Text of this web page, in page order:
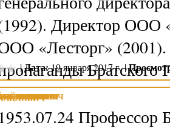
Директор ООО
«Лесторг» (2001).
1953.07.24 Профессор
ИВАНОВИЧ
СЕМЕНОВИЧ
|Дата:19 января 2017 г. |